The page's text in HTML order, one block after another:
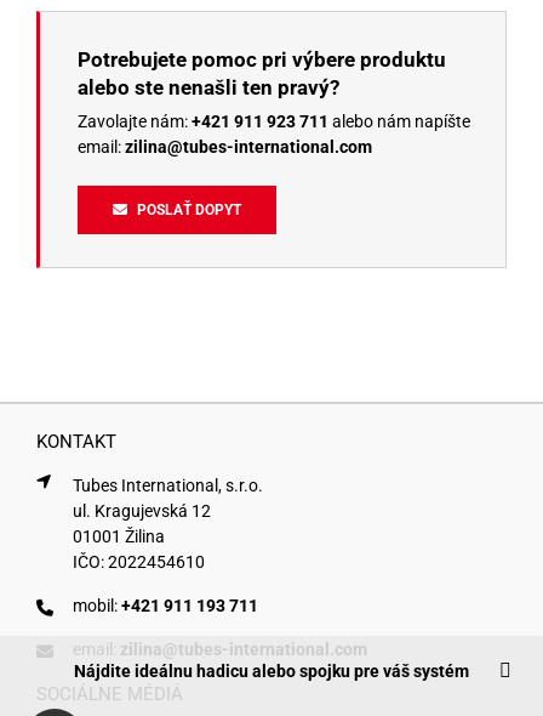
Potrebujete pomoc pri výbere produktu
alebo ste nenašli ten pravý?
Zavolajte nám:+421 911 923 711 alebo nám napíšte
email:zilina@tubes-international.com
POSLAŤ DOPYT
KONTAKT
Tubes International, s.r.o.
ul. Kragujevská 12
01001 Žilina
IČO: 2022454610
mobil:+421 911 193 711
email: zilina@tubes-international.com
SOCIÁLNE MÉDIÁ
Nájdite ideálnu hadicu alebo spojku pre váš systém